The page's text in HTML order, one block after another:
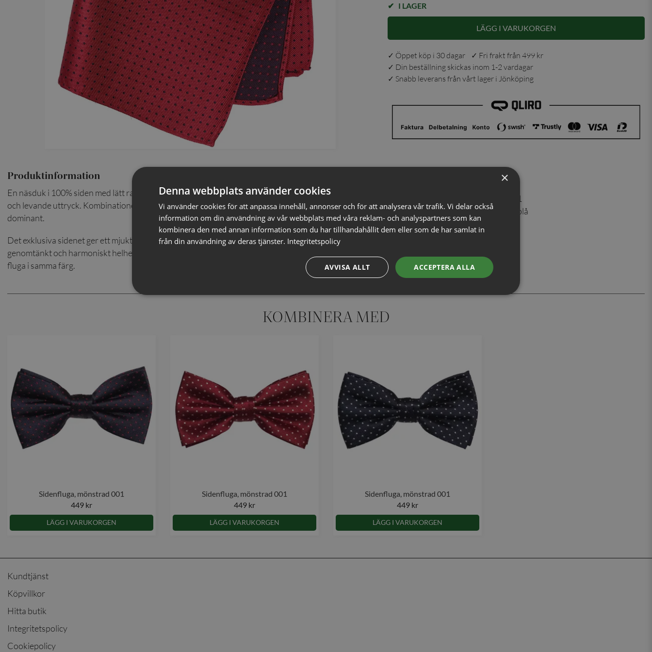
Produktinformation
En näsduk i 100% siden med lätt randig struktur och diskreta ljusa små prickar som ger ett elegant
och levande uttryck. Kombinationen av struktur och mönster tillför karaktär utan att upplevas
dominant.
Det exklusiva sidenet ger ett mjukt fall och en naturlig lyster som lyfter kavaj och kostym. För ett
genomtänkt och harmoniskt helhetsintryck rekommenderas att kombinera näsduken med slips eller
fluga i samma färg.
I LAGER
LÄGG I VARUKORGEN
✓ Öppet köp i 30 dagar ✓ Fri frakt från 499 kr
✓ Din beställning skickas inom 1-2 vardagar
✓ Snabb leverans från vårt lager i Jönköping
730025621
Färg: Röd/marinblå
KOMBINERA MED
Sidenfluga, mönstrad 001
449 kr
LÄGG I VARUKORGEN
Sidenfluga, mönstrad 001
449 kr
LÄGG I VARUKORGEN
Sidenfluga, mönstrad 001
449 kr
LÄGG I VARUKORGEN
Kundtjänst
Köpvillkor
Hitta butik
Integritetspolicy
Cookiepolicy
×
Denna webbplats använder cookies
Vi använder cookies för att anpassa innehåll, annonser och för att analysera vår trafik. Vi delar också
information om din användning av vår webbplats med våra reklam- och analyspartners som kan
kombinera den med annan information som du har tillhandahållit dem eller som de har samlat in
från din användning av deras tjänster. Integritetspolicy
ACCEPTERA ALLA
AVVISA ALLT